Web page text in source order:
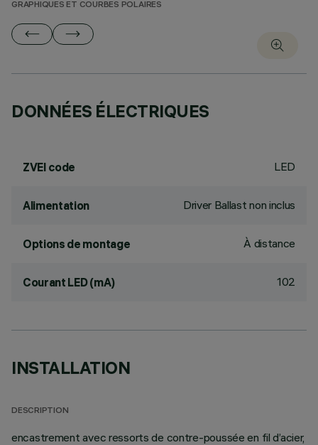
GRAPHIQUES ET COURBES POLAIRES
DONNÉES ÉLECTRIQUES
ZVEI code LED
Alimentation Driver Ballast non inclus
Options de montage À distance
Courant LED (mA) 102
INSTALLATION
DESCRIPTION
encastrement avec ressorts de contre-poussée en fil d’acier,